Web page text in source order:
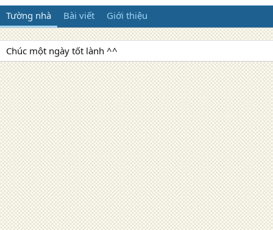
Tường nhà Bài viết Giới thiệu
Chúc một ngày tốt lành ^^